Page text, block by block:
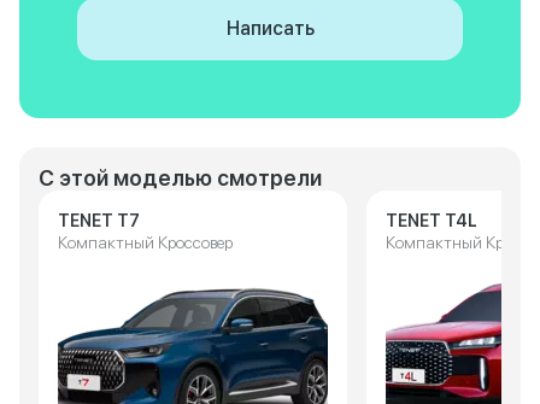
С этой моделью смотрели
TENET T7
Компактный Кроссовер
TENET T4L
Компактный
Написать